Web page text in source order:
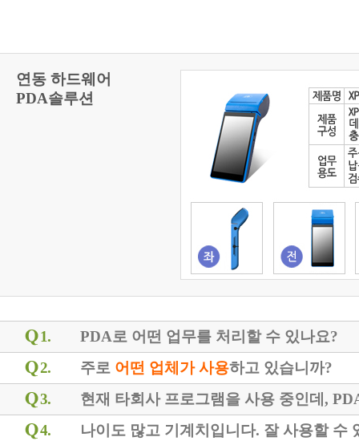
연동 하드웨어
PDA솔루션
1.
PDA로 어떤 업무를 처리할 수 있나요?
2.
주로 어떤 업체가 사용하고 있습니까?
3.
현재 타회사 프로그램을 사용 중인데,
4.
나이도 많고 기계치입니다. 잘 사용할 수